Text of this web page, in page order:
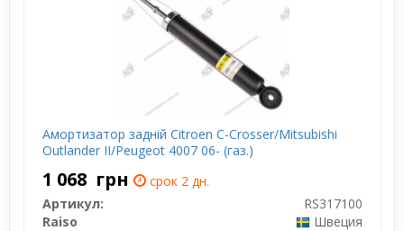
Амортизатор задній Citroen C-Crosser/Mitsubishi
Outlander II/Peugeot 4007 06- (газ.)
1 068 грн
срок 2 дн.
Артикул:
RS317100
Raiso
Швеция